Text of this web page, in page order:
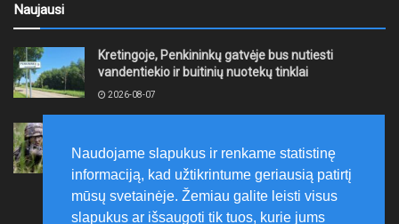
Naujausi
Kretingoje, Penkininkų gatvėje bus nutiesti
vandentiekio ir buitinių nuotekų tinklai
2026-08-07
rinktinė vykdys karines pratybas
2026-08-07
Naudojame slapukus ir renkame statistinę
informaciją, kad užtikrintume geriausią patirtį
mūsų svetainėje. Žemiau galite leisti visus
slapukus ar išsaugoti tik tuos, kurie jums